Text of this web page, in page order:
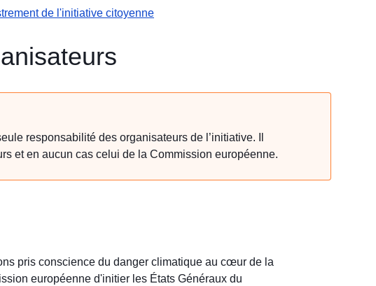
de l'initiative citoyenne
responsabilité des organisateurs de l’initiative. Il
et en aucun cas celui de la Commission européenne.
pris conscience du danger climatique au cœur de la
européenne d'initier les États Généraux du